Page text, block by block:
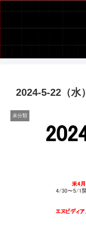
2024-5-22（水）
未分類